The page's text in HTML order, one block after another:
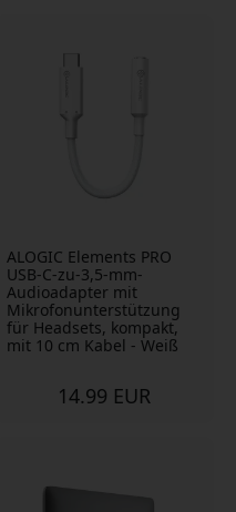
ALOGIC Elements PRO
USB-C-zu-3,5-mm-
Audioadapter mit
Mikrofonunterstützung
für Headsets, kompakt,
mit 10 cm Kabel - Weiß
14.99 EUR